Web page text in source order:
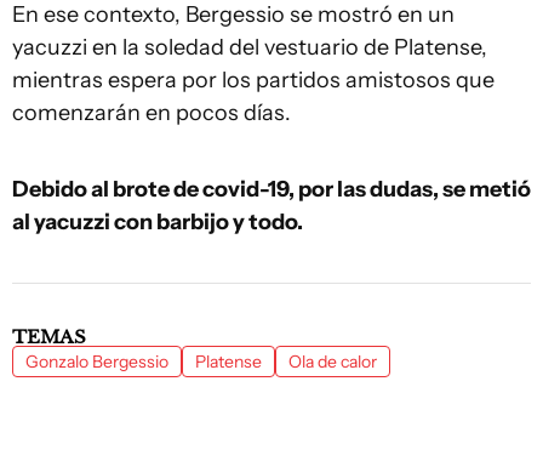
En ese contexto, Bergessio se mostró en un
yacuzzi en la soledad del vestuario de Platense,
mientras espera por los partidos amistosos que
comenzarán en pocos días.
Debido al brote de covid-19, por las dudas, se metió
al yacuzzi con barbijo y todo.
TEMAS
Gonzalo Bergessio Platense Ola de calor